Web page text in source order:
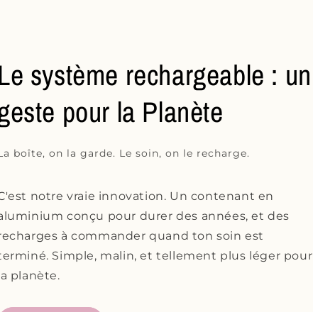
système rechargeable : un
pour la Planète
boîte, on la garde. Le soin, on le recharge.
notre vraie innovation. Un contenant en
conçu pour durer des années, et des
à commander quand ton soin est
Simple, malin, et tellement plus léger pour
planète.